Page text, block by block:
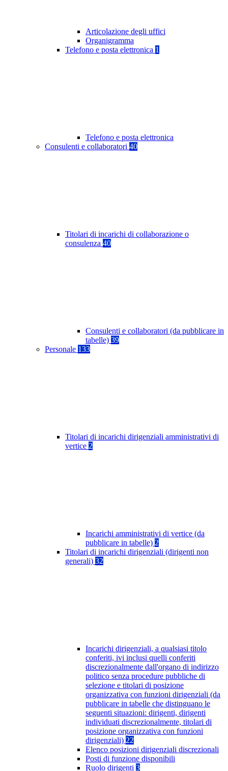
Articolazione degli uffici
Organigramma
Telefono e posta elettronica 1
Telefono e posta elettronica
Consulenti e collaboratori 40
Titolari di incarichi di collaborazione o
consulenza 40
Consulenti e collaboratori (da pubblicare in
tabelle) 39
Personale 133
Titolari di incarichi dirigenziali amministrativi di
vertice 2
Incarichi amministrativi di vertice (da
pubblicare in tabelle) 2
Titolari di incarichi dirigenziali (dirigenti non
generali) 32
Incarichi dirigenziali, a qualsiasi titolo
conferiti, ivi inclusi quelli conferiti
discrezionalmente dall'organo di indirizzo
politico senza procedure pubbliche di
selezione e titolari di posizione
organizzativa con funzioni dirigenziali (da
pubblicare in tabelle che distinguano le
seguenti situazioni: dirigenti, dirigenti
individuati discrezionalmente, titolari di
posizione organizzativa con funzioni
dirigenziali) 22
Elenco posizioni dirigenziali discrezionali
Posti di funzione disponibili
Ruolo dirigenti 3